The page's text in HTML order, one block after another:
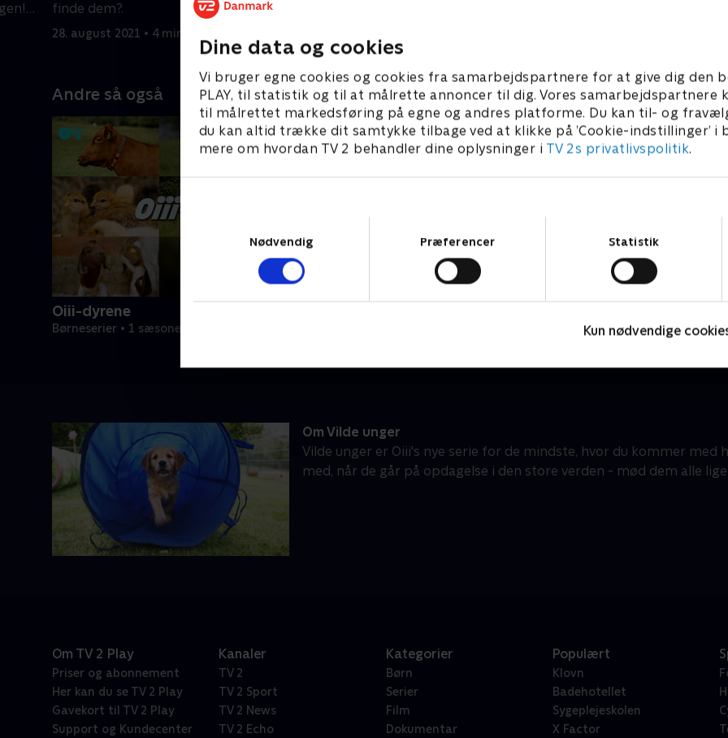
Dine data og cookies
Vi bruger egne cookies og cookies fra samarbejdspartnere for at give dig den
PLAY, til statistik og til at målrette annoncer til dig. Vores samarbejdspartnere
til målrettet markedsføring på egne og andres platforme. Du kan til- og
du kan altid trække dit samtykke tilbage ved at klikke på ’Cookie-indstillinger’ i
mere om hvordan TV 2 behandler dine oplysninger i TV 2s privatlivspolitik.
Nødvendig
Præferencer Statistik
Kun nødvendige
finde dem?.
28. august 2021 • 4 min
Andre så også
Oiii-dyrene
Børneserier • 1 sæsoner
Om Vilde unger
Vilde unger er Oiii's nye serie for de mindste, hvor du kommer med
med, når de går på opdagelse i den store verden - mød dem alle
Om TV 2 Play
Priser og abonnement
Her kan du se TV 2 Play
Gavekort til TV 2 Play
Support og Kundecenter
Kanaler
TV 2
TV 2 Sport
TV 2 News
TV 2 Echo
Kategorier
Børn
Serier
Film
Dokumentar
Populært
Klovn
Badehotellet
Sygeplejeskolen
X Factor